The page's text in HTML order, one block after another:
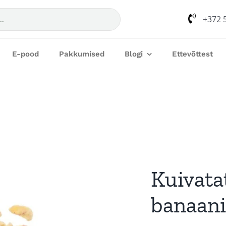
+372
E-pood Pakkumised Blogi Ettevõttest